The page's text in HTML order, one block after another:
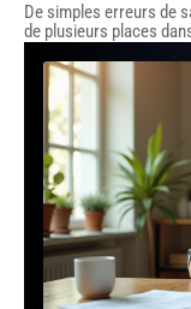
De simples erreurs de
de plusieurs places